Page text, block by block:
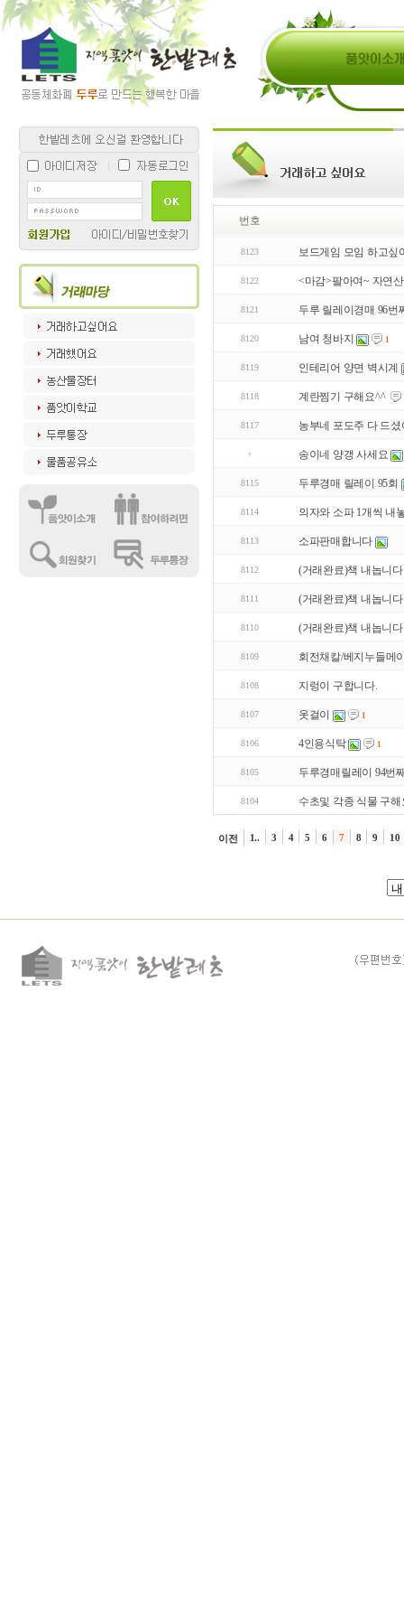
번호
8123 보드게임 모임 하고싶
8122 <마감>팔아여~ 자연
8121 두루 릴레이경매 96번
8120 남여 청바지 1
8119 인테리어 양면 벽시계
8118 계란찜기 구해요^^
8117 농부네 포도주 다 드
송이네 양갱 사세요
8115 두루경매 릴레이 95회
8114 의자와 소파 1개씩 내
8113 소파판매합니다
8112 (거래완료)책 내놉니
8111 (거래완료)책 내놉니
8110 (거래완료)책 내놉니
8109 회전채칼/베지누들메
8108 지렁이 구합니다.
8107 옷걸이 1
8106 4인용식탁 1
8105 두루경매릴레이 94번
8104 수초및 각종 식물 구해
이전 1.. 3 4 5 6 7 8 9 10